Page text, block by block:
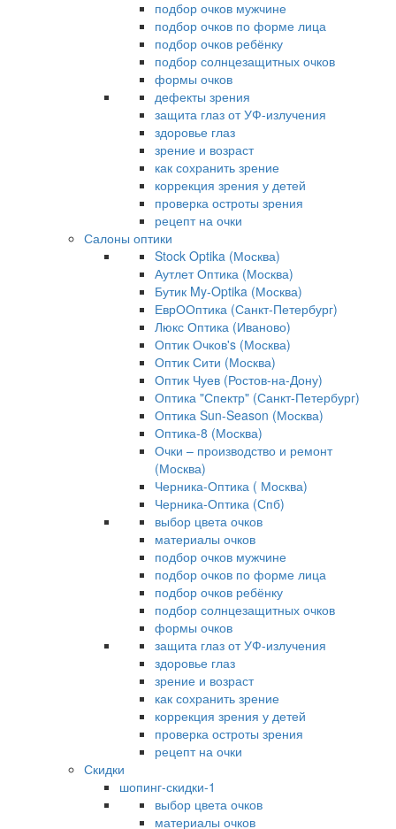
подбор очков мужчине
подбор очков по форме лица
подбор очков ребёнку
подбор солнцезащитных очков
формы очков
дефекты зрения
защита глаз от УФ-излучения
здоровье глаз
зрение и возраст
как сохранить зрение
коррекция зрения у детей
проверка остроты зрения
рецепт на очки
Салоны оптики
Stock Optika (Москва)
Аутлет Оптика (Москва)
Бутик My-Optika (Москва)
ЕврООптика (Санкт-Петербург)
Люкс Оптика (Иваново)
Оптик Очков's (Москва)
Оптик Сити (Москва)
Оптик Чуев (Ростов-на-Дону)
Оптика "Спектр" (Санкт-Петербург)
Оптика Sun-Season (Москва)
Оптика-8 (Москва)
Очки – производство и ремонт
(Москва)
Черника-Оптика ( Москва)
Черника-Оптика (Спб)
выбор цвета очков
материалы очков
подбор очков мужчине
подбор очков по форме лица
подбор очков ребёнку
подбор солнцезащитных очков
формы очков
защита глаз от УФ-излучения
здоровье глаз
зрение и возраст
как сохранить зрение
коррекция зрения у детей
проверка остроты зрения
рецепт на очки
Скидки
шопинг-скидки-1
выбор цвета очков
материалы очков